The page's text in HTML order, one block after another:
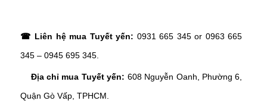
☎ Liên hệ mua Tuyết yến: 0931 665 345 or 0963 665
345 – 0945 695 345.
Địa chỉ mua Tuyết yến: 608 Nguyễn Oanh, Phường 6,
Quận Gò Vấp, TPHCM.